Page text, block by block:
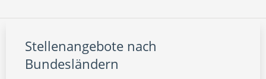
Stellenangebote nach
Bundesländern